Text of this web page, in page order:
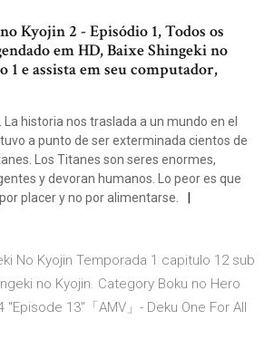
Kyojin 2 - Episódio 1, Todos os
em HD, Baixe Shingeki no
1 e assista em seu computador,
La historia nos traslada a un mundo en el
a punto de ser exterminada cientos de
Los Titanes son seres enormes,
y devoran humanos. Lo peor es que
placer y no por alimentarse.
No Kyojin Temporada 1 capitulo 12 sub
no Kyojin. Category Boku no Hero
13"「AMV」- Deku One For All